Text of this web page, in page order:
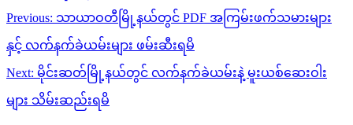
Post
navigation
Previous: သာယာဝတီမြို့နယ်တွင် PDF အကြမ်းဖက်သမားများ
နှင့် လက်နက်ခဲယမ်းများ ဖမ်းဆီးရမိ
Next: မိုင်းဆတ်မြို့နယ်တွင် လက်နက်ခဲယမ်းနဲ့ မူးယစ်ဆေးဝါး
များ သိမ်းဆည်းရမိ